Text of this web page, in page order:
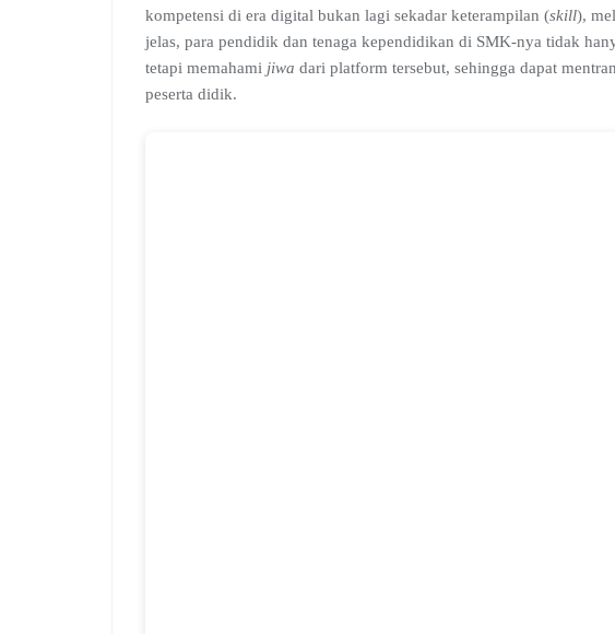
kompetensi di era digital bukan lagi sekadar keterampilan (skill),
jelas, para pendidik dan tenaga kependidikan di SMK-nya tidak
tetapi memahami jiwa dari platform tersebut, sehingga dapat
peserta didik.